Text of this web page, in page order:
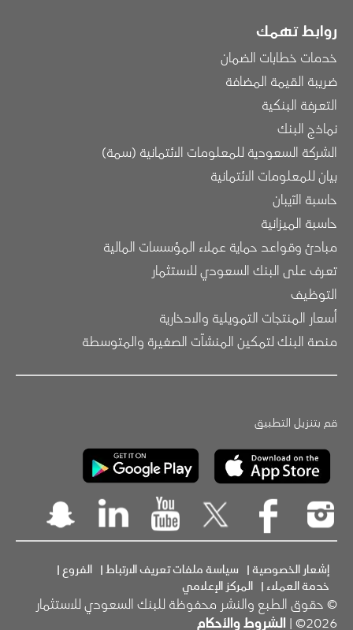
روابط تهمك
خدمات خطابات الضمان
ضريبة القيمة المضافة
التعرفة البنكية
نماذج البنك
الشركة السعودية للمعلومات الائتمانية (سمة)
بيان للمعلومات الائتمانية
حاسبة الآيبان
حاسبة الميزانية
مبادئ وقواعد حماية عملاء المؤسسات المالية
تعرف على البنك السعودي للاستثمار
التوظيف
أسعار المنتجات التمويلية والادخارية
منصة البنك لتمكين المنشآت الصغيرة والمتوسطة
قم بتنزيل التطبيق
إشعار الخصوصية| سياسة ملفات تعريف الارتباط| الفروع |
خدمة العملاء| المركز الإعلامي
© حقوق الطبع والنشر محفوظة للبنك السعودي للاستثمار
2026© |
الشروط والأحكام